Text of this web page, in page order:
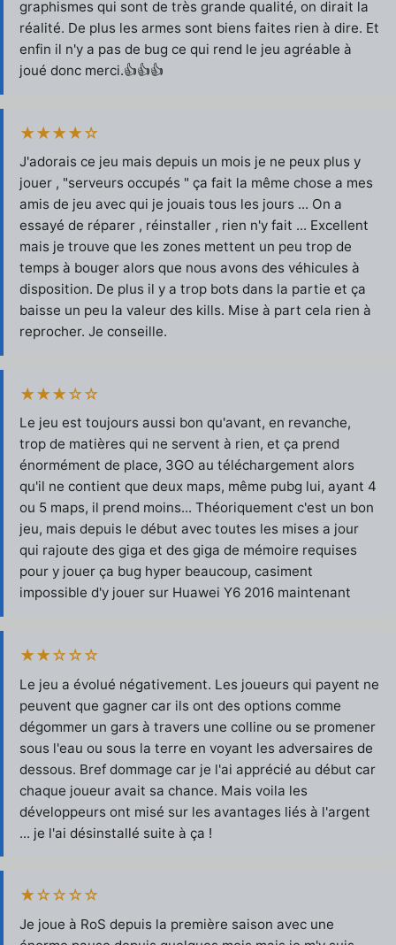
graphismes qui sont de très grande qualité, on dirait la
réalité. De plus les armes sont biens faites rien à dire. Et
enfin il n'y a pas de bug ce qui rend le jeu agréable à
joué donc merci.👍👍👍
★★★★☆
J'adorais ce jeu mais depuis un mois je ne peux plus y
jouer , "serveurs occupés " ça fait la même chose a mes
amis de jeu avec qui je jouais tous les jours ... On a
essayé de réparer , réinstaller , rien n'y fait ... Excellent
mais je trouve que les zones mettent un peu trop de
temps à bouger alors que nous avons des véhicules à
disposition. De plus il y a trop bots dans la partie et ça
baisse un peu la valeur des kills. Mise à part cela rien à
reprocher. Je conseille.
★★★☆☆
Le jeu est toujours aussi bon qu'avant, en revanche,
trop de matières qui ne servent à rien, et ça prend
énormément de place, 3GO au téléchargement alors
qu'il ne contient que deux maps, même pubg lui, ayant 4
ou 5 maps, il prend moins... Théoriquement c'est un bon
jeu, mais depuis le début avec toutes les mises a jour
qui rajoute des giga et des giga de mémoire requises
pour y jouer ça bug hyper beaucoup, casiment
impossible d'y jouer sur Huawei Y6 2016 maintenant
★★☆☆☆
Le jeu a évolué négativement. Les joueurs qui payent ne
peuvent que gagner car ils ont des options comme
dégommer un gars à travers une colline ou se promener
sous l'eau ou sous la terre en voyant les adversaires de
dessous. Bref dommage car je l'ai apprécié au début car
chaque joueur avait sa chance. Mais voila les
développeurs ont misé sur les avantages liés à l'argent
... je l'ai désinstallé suite à ça !
★☆☆☆☆
Je joue à RoS depuis la première saison avec une